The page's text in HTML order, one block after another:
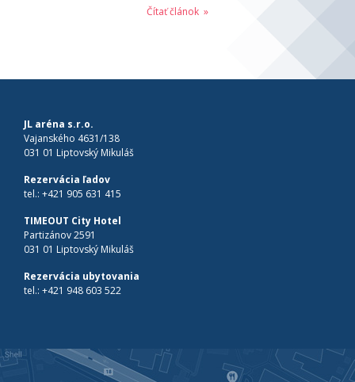
Čítať článok
JL aréna s.r.o.
Vajanského 4631/138
031 01 Liptovský Mikuláš
Rezervácia ľadov
tel.: +421 905 631 415
TIMEOUT City Hotel
Partizánov 2591
031 01 Liptovský Mikuláš
Rezervácia ubytovania
tel.: +421 948 603 522